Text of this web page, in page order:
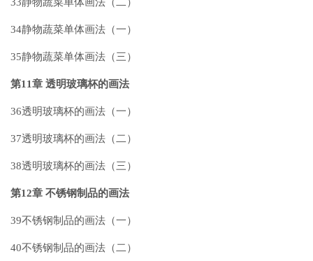
33静物蔬菜单体画法（二）
34静物蔬菜单体画法（一）
35静物蔬菜单体画法（三）
第11章 透明玻璃杯的画法
36透明玻璃杯的画法（一）
37透明玻璃杯的画法（二）
38透明玻璃杯的画法（三）
第12章 不锈钢制品的画法
39不锈钢制品的画法（一）
40不锈钢制品的画法（二）